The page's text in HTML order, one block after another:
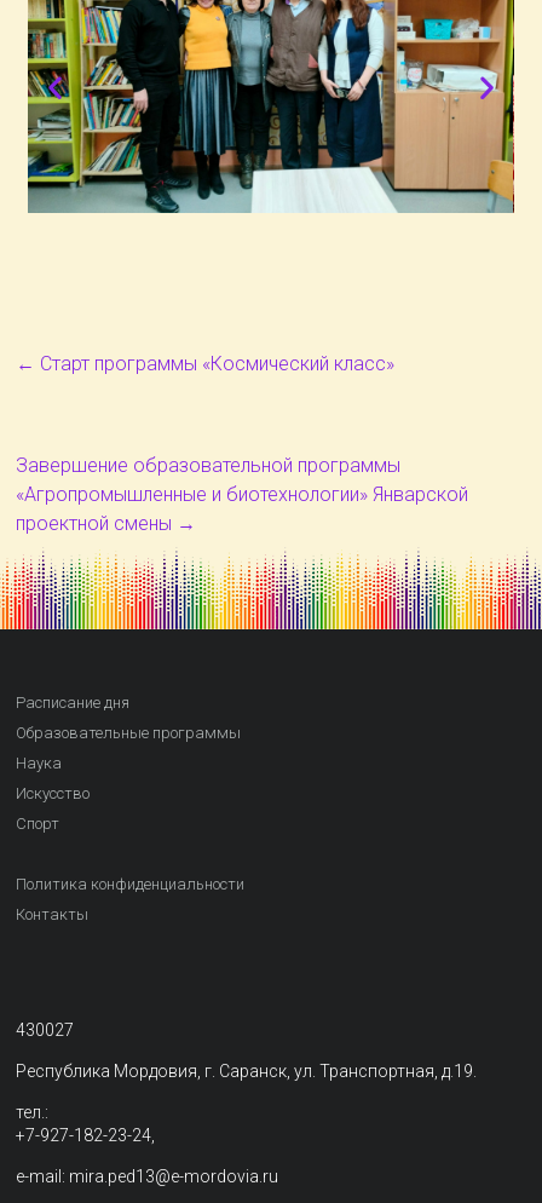
← Старт программы «Космический класс»
Завершение образовательной программы
«Агропромышленные и биотехнологии» Январской
проектной смены →
Расписание дня
Образовательные программы
Наука
Искусство
Спорт
Политика конфиденциальности
Контакты
430027
Республика Мордовия, г. Саранск, ул. Транспортная, д.19.
тел.:
+7-927-182-23-24,
e-mail: mira.ped13@e-mordovia.ru